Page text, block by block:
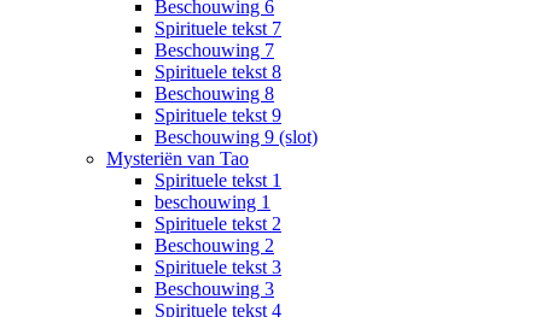
Beschouwing 6
Spirituele tekst 7
Beschouwing 7
Spirituele tekst 8
Beschouwing 8
Spirituele tekst 9
Beschouwing 9 (slot)
Mysteriën van Tao
Spirituele tekst 1
beschouwing 1
Spirituele tekst 2
Beschouwing 2
Spirituele tekst 3
Beschouwing 3
Spirituele tekst 4